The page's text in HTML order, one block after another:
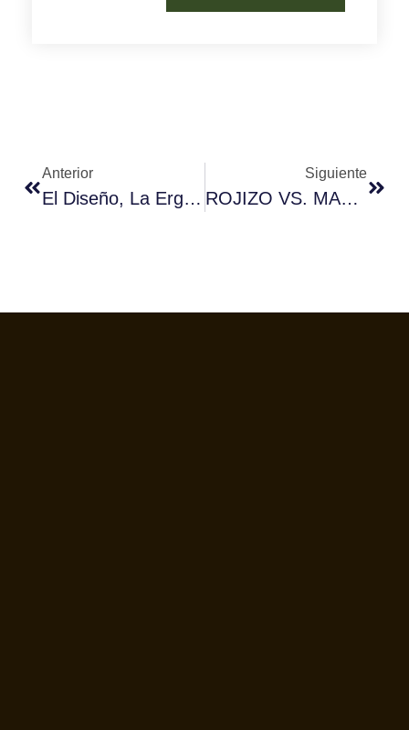
Anterior
El Diseño, La Ergonomía Y Los Componentes De Última Generación Convierten A La EX3 De Crem En Una Combinación Ganadora
Siguiente
ROJIZO VS. MARRÓN: CÓMO EL TUESTE Y LA TEMPERATURA DE PREPARACIÓN AFECTAN EL COLOR DEL CAFÉ EN TAZA